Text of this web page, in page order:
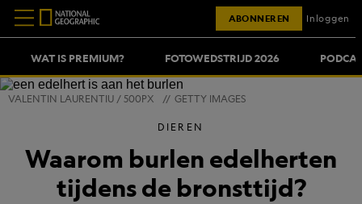
WAT IS PREMIUM? FOTOWEDSTRIJD 2026
ABONNEREN Inloggen
VALENTIN LAURENTIU / 500PX // GETTY IMAGES
DIEREN
Waarom burlen edelherten
tijdens de bronsttijd?